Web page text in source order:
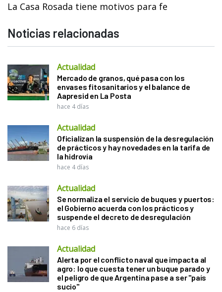
La Casa Rosada tiene motivos para fe
Noticias relacionadas
Actualidad
Mercado de granos, qué pasa con los
envases fitosanitarios y el balance de
Aapresid en La Posta
hace 4 días
Actualidad
Oficializan la suspensión de la desregulación
de prácticos y hay novedades en la tarifa de
la hidrovía
hace 4 días
Actualidad
Se normaliza el servicio de buques y puertos:
el Gobierno acuerda con los prácticos y
suspende el decreto de desregulación
hace 6 días
Actualidad
Alerta por el conflicto naval que impacta al
agro: lo que cuesta tener un buque parado y
el peligro de que Argentina pase a ser "país
sucio"